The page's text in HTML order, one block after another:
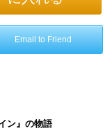
Email to Friend
ン』の物語